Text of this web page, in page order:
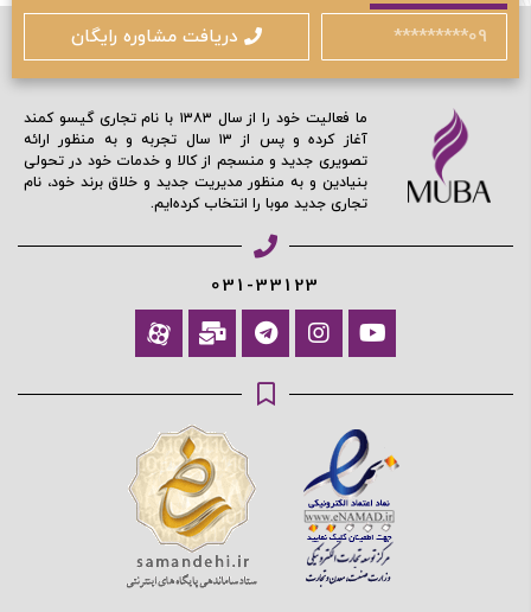
دریافت مشاوره رایگان
ما فعالیت خود را از سال ۱۳۸۳ با نام تجاری گیسو کمند
آغاز کرده و پس از ۱۳ سال تجربه و به منظور ارائه
تصویری جدید و منسجم از کالا و خدمات خود در تحولی
بنیادین و به منظور مدیریت جدید و خلاق برند خود، نام
تجاری جدید موبا را انتخاب کرده‌ایم.
031-33123
ادامه دهید
آیا هنوز عضو نشده اید؟ اکنون ثبت نام کنید
محافظت شده توسط